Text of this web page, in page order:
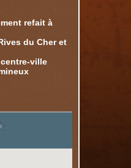
refait à
du Cher et
ville